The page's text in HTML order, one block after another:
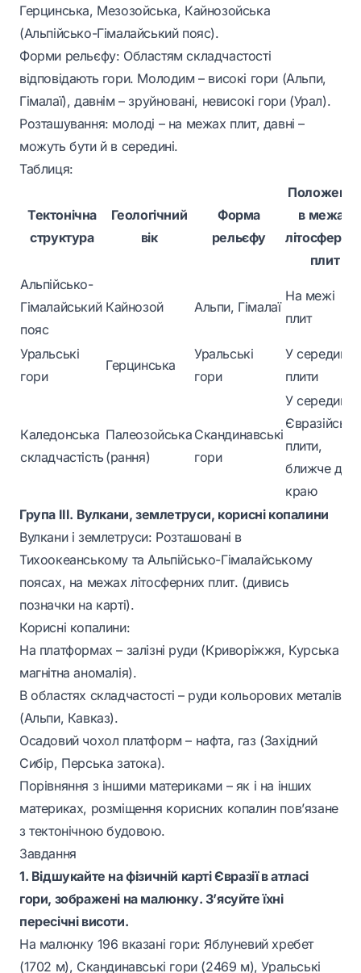
Герцинська, Мезозойська, Кайнозойська
(Альпійсько-Гімалайський пояс).
Форми рельєфу: Областям складчастості
відповідають гори. Молодим – високі гори (Альпи,
Гімалаї), давнім – зруйновані, невисокі гори (Урал).
Розташування: молоді – на межах плит, давні –
можуть бути й в середині.
Таблиця:
Тектонічна
структура
Геологічний
вік
Форма
рельєфу
Положення
в межах
плит
Альпійсько-
Гімалайський
пояс
Кайнозой Альпи, Гімалаї
На межі
плит
Уральські
гори
Герцинська
Уральські
гори
У середині
плити
Каледонська
складчастість
Палеозойська
(рання)
Скандинавські
гори
У середині
плити,
ближче до
краю
Група ІІІ. Вулкани, землетруси, корисні копалини
Вулкани і землетруси: Розташовані в
Тихоокеанському та Альпійсько-Гімалайському
поясах, на межах літосферних плит. (дивись
позначки на карті).
Корисні копалини:
На платформах – залізні руди (Криворіжжя, Курська
магнітна аномалія).
В областях складчастості – руди кольорових металів
(Альпи, Кавказ).
Осадовий чохол платформ – нафта, газ (Західний
Сибір, Перська затока).
Порівняння з іншими материками – як і на інших
материках, розміщення корисних копалин пов’язане
з тектонічною будовою.
Завдання
1. Відшукайте на фізичній карті Євразії в атласі
гори, зображені на малюнку. З’ясуйте їхні
пересічні висоти.
На малюнку 196 вказані гори: Яблуневий хребет
(1702 м), Скандинавські гори (2469 м), Уральські